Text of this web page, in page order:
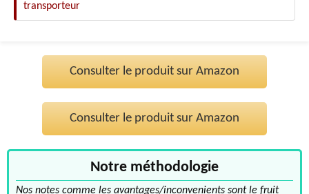
transporteur
Consulter le produit sur Amazon
Consulter le produit sur Amazon
Notre méthodologie
Nos notes comme les avantages/inconvenients sont le fruit